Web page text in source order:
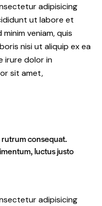
adipisicing
ut labore et
veniam, quis
nisi ut aliquip ex ea
irure dolor in
sit amet,
consequat.
luctus justo
adipisicing